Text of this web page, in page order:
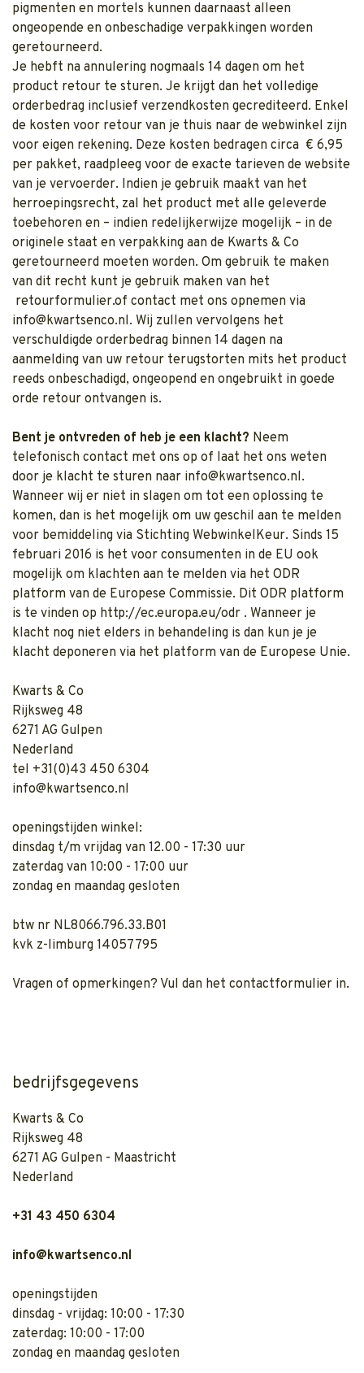
pigmenten en mortels kunnen daarnaast alleen
ongeopende en onbeschadige verpakkingen worden
geretourneerd.
Je hebft na annulering nogmaals 14 dagen om het
product retour te sturen. Je krijgt dan het volledige
orderbedrag inclusief verzendkosten gecrediteerd. Enkel
de kosten voor retour van je thuis naar de webwinkel zijn
voor eigen rekening. Deze kosten bedragen circa € 6,95
per pakket, raadpleeg voor de exacte tarieven de website
van je vervoerder. Indien je gebruik maakt van het
herroepingsrecht, zal het product met alle geleverde
toebehoren en – indien redelijkerwijze mogelijk – in de
originele staat en verpakking aan de Kwarts & Co
geretourneerd moeten worden. Om gebruik te maken
van dit recht kunt je gebruik maken van het
retourformulier.of contact met ons opnemen via
info@kwartsenco.nl. Wij zullen vervolgens het
verschuldigde orderbedrag binnen 14 dagen na
aanmelding van uw retour terugstorten mits het product
reeds onbeschadigd, ongeopend en ongebruikt in goede
orde retour ontvangen is.
Bent je ontvreden of heb je een klacht? Neem
telefonisch contact met ons op of laat het ons weten
door je klacht te sturen naar info@kwartsenco.nl.
Wanneer wij er niet in slagen om tot een oplossing te
komen, dan is het mogelijk om uw geschil aan te melden
voor bemiddeling via Stichting WebwinkelKeur. Sinds 15
februari 2016 is het voor consumenten in de EU ook
mogelijk om klachten aan te melden via het ODR
platform van de Europese Commissie. Dit ODR platform
is te vinden op http://ec.europa.eu/odr . Wanneer je
klacht nog niet elders in behandeling is dan kun je je
klacht deponeren via het platform van de Europese Unie.
Kwarts & Co
Rijksweg 48
6271 AG Gulpen
Nederland
tel +31(0)43 450 6304
info@kwartsenco.nl
openingstijden winkel:
dinsdag t/m vrijdag van 12.00 - 17:30 uur
zaterdag van 10:00 - 17:00 uur
zondag en maandag gesloten
btw nr NL8066.796.33.B01
kvk z-limburg 14057795
Vragen of opmerkingen? Vul dan het contactformulier in.
bedrijfsgegevens
Kwarts & Co
Rijksweg 48
6271 AG Gulpen - Maastricht
Nederland
+31 43 450 6304
info@kwartsenco.nl
openingstijden
dinsdag - vrijdag: 10:00 - 17:30
zaterdag: 10:00 - 17:00
zondag en maandag gesloten